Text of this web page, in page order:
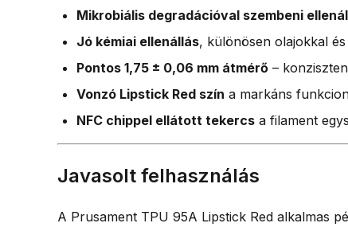
Mikrobiális degradációval szembeni
Jó kémiai ellenállás, különösen olajokkal
Pontos 1,75 ± 0,06 mm átmérő –
Vonzó Lipstick Red szín a markáns
NFC chippel ellátott tekercs a filament
Javasolt felhasználás
A Prusament TPU 95A Lipstick Red alkalmas